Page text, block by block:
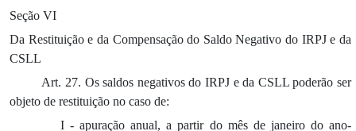
Seção VI
Da Restituição e da Compensação do Saldo Negativo do IRPJ e da
CSLL
Art. 27. Os saldos negativos do IRPJ e da CSLL poderão ser
objeto de restituição no caso de:
I - apuração anual, a partir do mês de janeiro do ano-